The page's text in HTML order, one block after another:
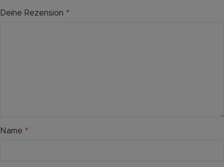
Deine Rezension *
Name *